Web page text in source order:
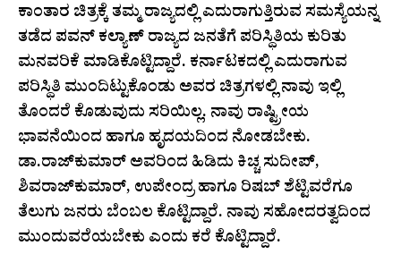
ಕಾಂತಾರ ಚಿತ್ರಕ್ಕೆ ತಮ್ಮ ರಾಜ್ಯದಲ್ಲಿ ಎದುರಾಗುತ್ತಿರುವ ಸಮಸ್ಯೆಯನ್ನ
ತಡೆದ ಪವನ್ ಕಲ್ಯಾಣ್ ರಾಜ್ಯದ ಜನತೆಗೆ ಪರಿಸ್ಥಿತಿಯ ಕುರಿತು
ಮನವರಿಕೆ ಮಾಡಿಕೊಟ್ಟಿದ್ದಾರೆ. ಕರ್ನಾಟಕದಲ್ಲಿ ಎದುರಾಗುವ
ಪರಿಸ್ಥಿತಿ ಮುಂದಿಟ್ಟುಕೊಂಡು ಅವರ ಚಿತ್ರಗಳಲ್ಲಿ ನಾವು ಇಲ್ಲಿ
ತೊಂದರೆ ಕೊಡುವುದು ಸರಿಯಿಲ್ಲ. ನಾವು ರಾಷ್ಟ್ರೀಯ
ಭಾವನೆಯಿಂದ ಹಾಗೂ ಹೃದಯದಿಂದ ನೋಡಬೇಕು.
ಡಾ.ರಾಜ್‌ಕುಮಾರ್ ಅವರಿಂದ ಹಿಡಿದು ಕಿಚ್ಚ ಸುದೀಪ್,
ಶಿವರಾಜ್‌ಕುಮಾರ್, ಉಪೇಂದ್ರ ಹಾಗೂ ರಿಷಬ್ ಶೆಟ್ಟಿವರೆಗೂ
ತೆಲುಗು ಜನರು ಬೆಂಬಲ ಕೊಟ್ಟಿದ್ದಾರೆ. ನಾವು ಸಹೋದರತ್ವದಿಂದ
ಮುಂದುವರೆಯಬೇಕು ಎಂದು ಕರೆ ಕೊಟ್ಟಿದ್ದಾರೆ.